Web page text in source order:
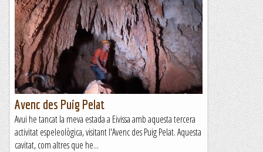
Arremesa al Puig Aguilera per la vessant de
la Vall de Sant Feliu
&nb...
Kimisades
Avenc des Puig Pelat
Avui he tancat la meva estada a Eivissa amb aquesta tercera
activitat espeleològica, visitant l'Avenc des Puig Pelat. Aquesta
cavitat, com altres que he...